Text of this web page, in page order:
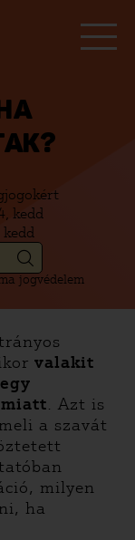
kedd
jogvédelem
valakit
. Azt is
a szavát
milyen
ha